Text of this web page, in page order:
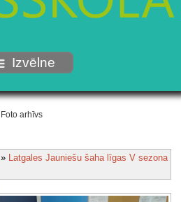
Izvēlne
Foto arhīvs
»
Latgales Jauniešu šaha līgas V sezona